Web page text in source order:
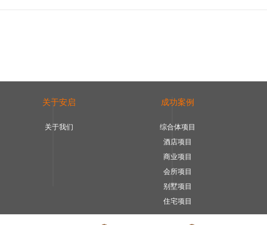
关于安启
关于我们
成功案例
综合体项目
酒店项目
商业项目
会所项目
别墅项目
住宅项目